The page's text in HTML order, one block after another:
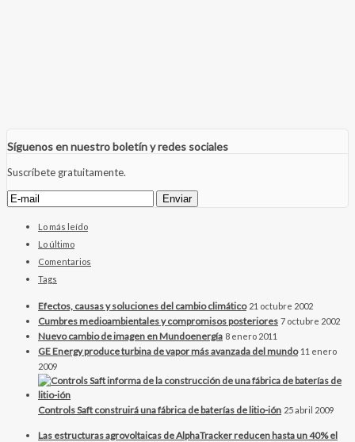
Síguenos en nuestro boletín y redes sociales
Suscríbete gratuitamente.
Lo más leído
Lo último
Comentarios
Tags
Efectos, causas y soluciones del cambio climático 21 octubre 2002
Cumbres medioambientales y compromisos posteriores 7 octubre 2002
Nuevo cambio de imagen en Mundoenergía 8 enero 2011
GE Energy produce turbina de vapor más avanzada del mundo 11 enero
2009
Controls Saft construirá una fábrica de baterías de litio-ión 25 abril 2009
Las estructuras agrovoltaicas de AlphaTracker reducen hasta un 40% el